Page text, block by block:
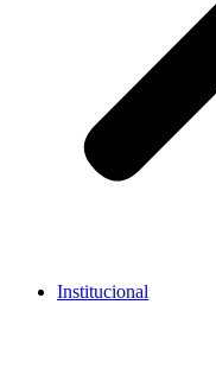
Institucional